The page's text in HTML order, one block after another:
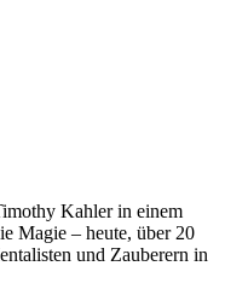
Kahler in einem
Magie – heute, über 20
und Zauberern in